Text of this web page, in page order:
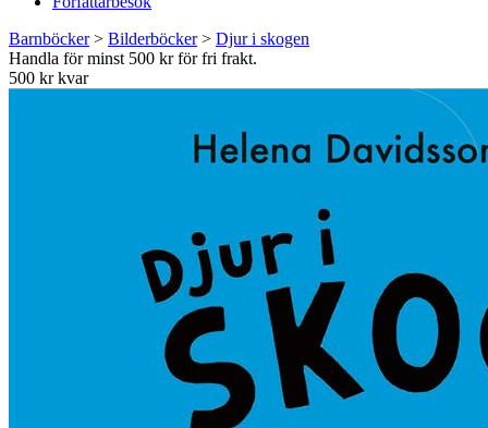
Barnböcker> Bilderböcker> Djur i skogen
Handla för minst 500 kr för fri frakt.
500 kr kvar